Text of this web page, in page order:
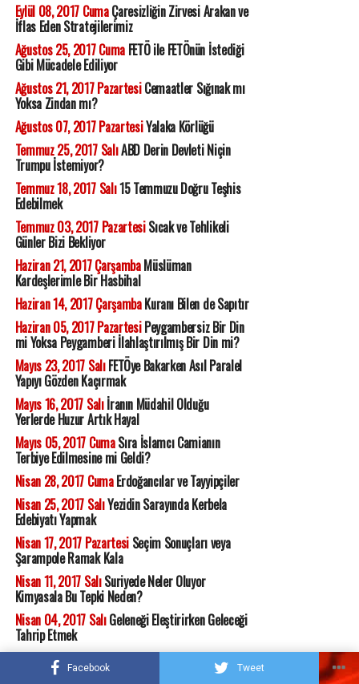
Facebook Tweet
Eylül 08, 2017 CumaÇaresizliğin Zirvesi Arakan ve
İflas Eden Stratejilerimiz
Ağustos 25, 2017 CumaFETÖ ile FETÖnün İstediği
Gibi Mücadele Ediliyor
Ağustos 21, 2017 PazartesiCemaatler Sığınak mı
Yoksa Zindan mı?
Ağustos 07, 2017 PazartesiYalaka Körlüğü
Temmuz 25, 2017 SalıABD Derin Devleti Niçin
Trumpu İstemiyor?
Temmuz 18, 2017 Salı15 Temmuzu Doğru Teşhis
Edebilmek
Temmuz 03, 2017 PazartesiSıcak ve Tehlikeli
Günler Bizi Bekliyor
Haziran 21, 2017 ÇarşambaMüslüman
Kardeşlerimle Bir Hasbihal
Haziran 14, 2017 ÇarşambaKuranı Bilen de Sapıtır
Haziran 05, 2017 PazartesiPeygambersiz Bir Din
mi Yoksa Peygamberi İlahlaştırılmış Bir Din mi?
Mayıs 23, 2017 SalıFETÖye Bakarken Asıl Paralel
Yapıyı Gözden Kaçırmak
Mayıs 16, 2017 Salıİranın Müdahil Olduğu
Yerlerde Huzur Artık Hayal
Mayıs 05, 2017 CumaSıra İslamcı Camianın
Terbiye Edilmesine mi Geldi?
Nisan 28, 2017 CumaErdoğancılar ve Tayyipçiler
Nisan 25, 2017 SalıYezidin Sarayında Kerbela
Edebiyatı Yapmak
Nisan 17, 2017 PazartesiSeçim Sonuçları veya
Şarampole Ramak Kala
Nisan 11, 2017 SalıSuriyede Neler Oluyor
Kimyasala Bu Tepki Neden?
Nisan 04, 2017 SalıGeleneği Eleştirirken Geleceği
Tahrip Etmek
Mart 16, 2017 PerşembeHayıra Hayır Demek Ya
da Kerhen Evet Demek